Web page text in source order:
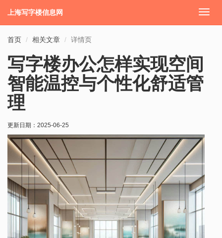
切
上海写字楼信息网
首页 相关文章 详情页
写字楼办公怎样实现空间
智能温控与个性化舒适管
理
更新日期： 2025-06-25